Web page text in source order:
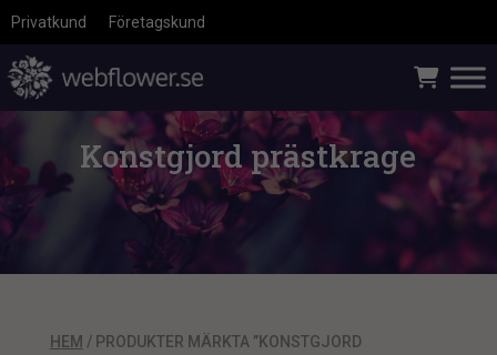
Privatkund Företagskund
Konstgjord prästkrage
HEM / PRODUKTER MÄRKTA ”KONSTGJORD